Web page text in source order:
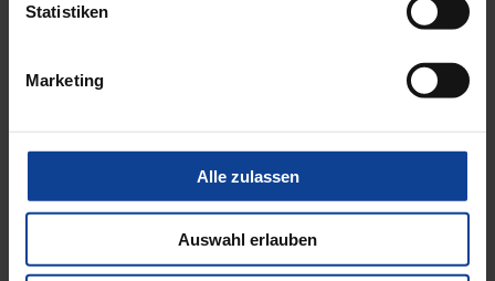
Statistiken
Marketing
Alle zulassen
Auswahl erlauben